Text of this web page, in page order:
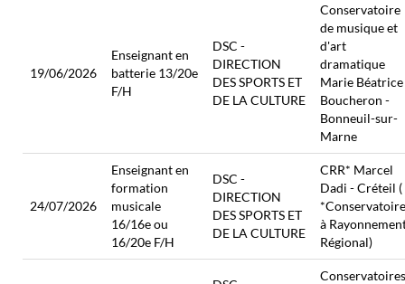
19/06/2026
Enseignant en
batterie 13/20e
F/H
DSC -
DIRECTION
DES SPORTS ET
DE LA CULTURE
Conservatoire
de musique et
d'art
dramatique
Marie Béatrice
Boucheron -
Bonneuil-sur-
Marne
24/07/2026
Enseignant en
formation
musicale
16/16e ou
16/20e F/H
DSC -
DIRECTION
DES SPORTS ET
DE LA CULTURE
CRR* Marcel
Dadi - Créteil (
*Conservatoire
à
Régional)
Conservatoires